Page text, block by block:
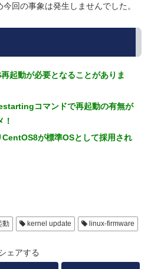
回の事象は発生しませんでした。
起動が必要となることがありま
コマンドで再起動の有無が
が標準OSとして採用され
動 kernel update linux-firmware
ェアする